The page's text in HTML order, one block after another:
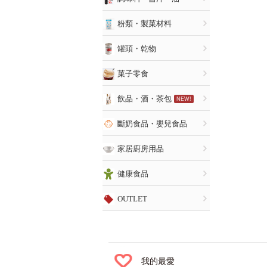
粉類・製菓材料
罐頭・乾物
菓子零食
飲品・酒・茶包 NEW!
斷奶食品・嬰兒食品
家居廚房用品
健康食品
OUTLET
我的最愛